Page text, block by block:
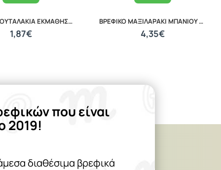
ΒΡΕΦΙΚΑ ΚΟΥΤΑΛΑΚΙΑ ΕΚΜΑΘΗΣΗΣ ΣΕΤ 2 ΤΕΜΑΧΙΩΝ LORELLI 10230480002
1,87€
ΒΡΕΦΙΚΟ ΜΑΞΙΛΑΡΑΚΙ ΜΠΑΝΙΟΥ PILLOW 20040120001
4,35€
που είναι
2019!
διαθέσιμα βρεφικά